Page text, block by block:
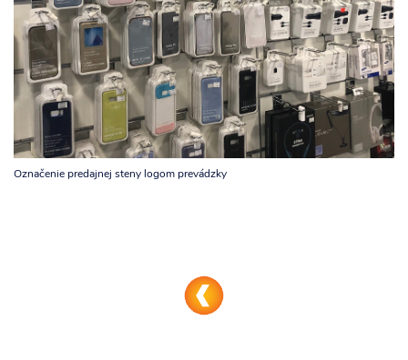
Označenie predajnej steny logom prevádzky